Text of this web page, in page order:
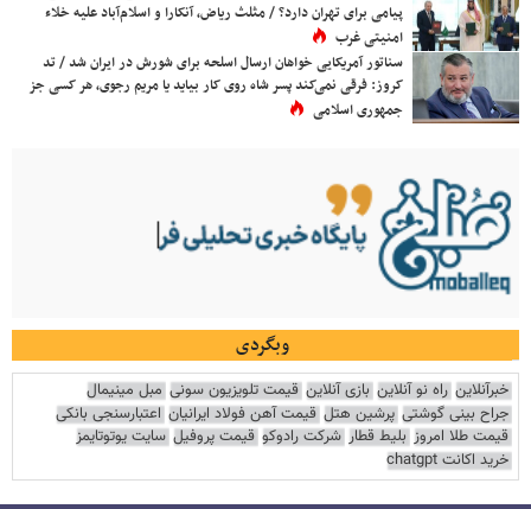
پیامی برای تهران دارد؟ / مثلث ریاض، آنکارا و اسلام‌آباد علیه خلاء
امنیتی غرب
سناتور آمریکایی خواهان ارسال اسلحه برای شورش در ایران شد / تد
کروز: فرقی نمی‌کند پسر شاه روی کار بیاید یا مریم رجوی، هر کسی جز
جمهوری اسلامی
وبگردی
خبرآنلاین راه نو آنلاین بازی آنلاین قیمت تلویزیون سونی مبل مینیمال
جراح بینی گوشتی پرشین هتل قیمت آهن فولاد ایرانیان اعتبارسنجی بانکی
قیمت طلا امروز بلیط قطار شرکت رادوکو قیمت پروفیل سایت یوتوتایمز
خرید اکانت chatgpt